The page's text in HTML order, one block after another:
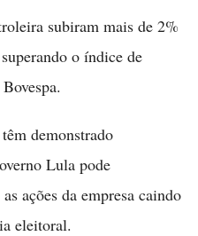
subiram mais de 2%
o índice de
demonstrado
Lula pode
ações da empresa caindo
eleitoral.